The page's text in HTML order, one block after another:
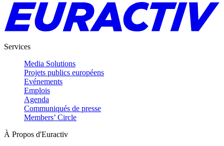
Services
Media Solutions
Projets publics européens
Evénements
Emplois
Agenda
Communiqués de presse
Members’ Circle
À Propos d'Euractiv